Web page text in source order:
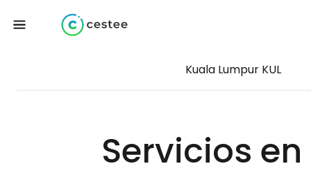
Kuala Lumpur KUL
Servicios